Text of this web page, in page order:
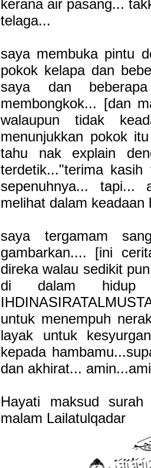
kerana air pasang...
telaga...
saya membuka pintu
pokok kelapa dan
saya dan
membongkok... [dan
walaupun tidak
menunjukkan pokok
tahu nak explain
terdetik..."terima
sepenuhnya... tapi...
melihat dalam keadaan
saya tergamam
gambarkan.... [ini
direka walau sedikit
di dalam hidup
untuk menempuh
layak untuk
kepada
dan akhirat...
Hayati maksud
malam Lailatulqadar